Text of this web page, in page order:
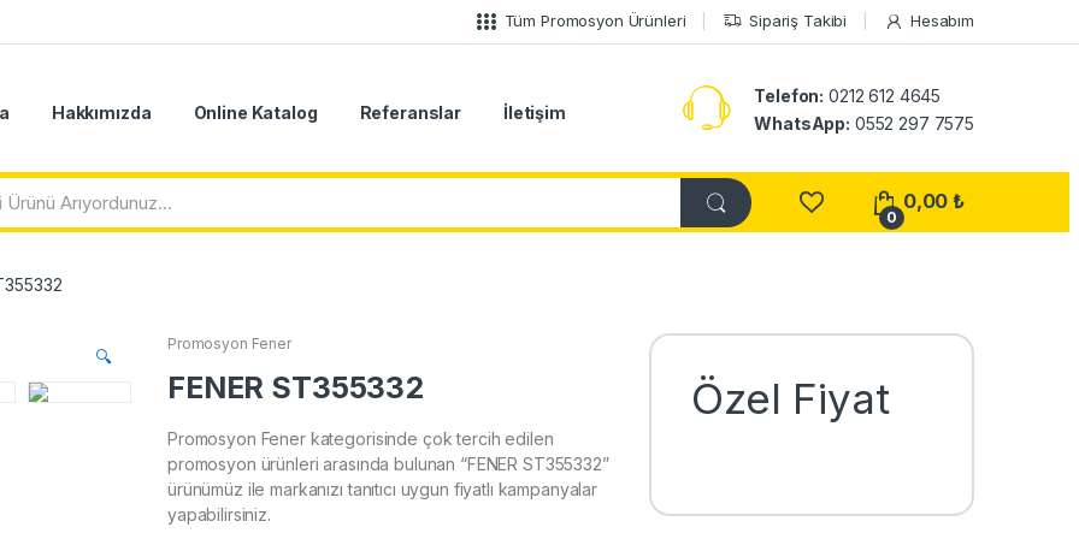
Tüm Promosyon Ürünleri Sipariş Takibi Hesabım
Hakkımızda Online Katalog Referanslar İletişim
Telefon: 0212 612 4645
WhatsApp: 0552 297 7575
0
0,00₺
🔍
Promosyon Fener
FENER ST355332
Promosyon Fener kategorisinde çok tercih edilen
promosyon ürünleri arasında bulunan “FENER ST355332”
ürünümüz ile markanızı tanıtıcı uygun fiyatlı kampanyalar
yapabilirsiniz.
Özel Fiyat